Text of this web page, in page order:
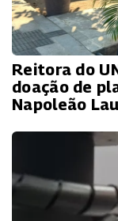
Reitora do
doação de
Napoleão